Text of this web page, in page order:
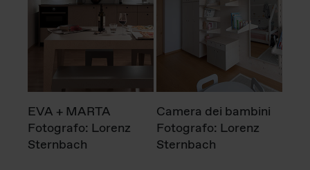
EVA + MARTA
Fotografo: Lorenz
Sternbach
Camera dei bambini
Fotografo: Lorenz
Sternbach